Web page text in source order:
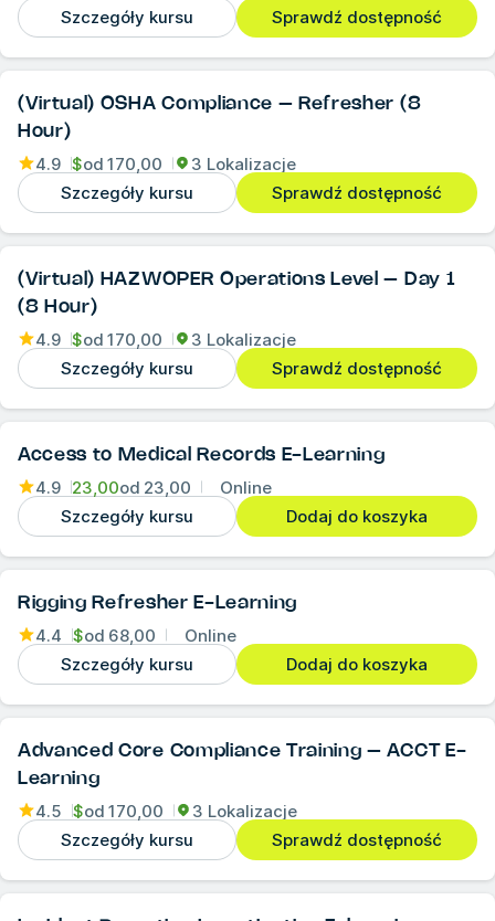
Szczegóły kursu
Sprawdź dostępność
(Virtual) OSHA Compliance – Refresher (8
Hour)
4.9 $od 170,00
3 Lokalizacje
Szczegóły kursu
Sprawdź dostępność
(Virtual) HAZWOPER Operations Level – Day 1
(8 Hour)
4.9 $od 170,00
3 Lokalizacje
Szczegóły kursu
Sprawdź dostępność
Access to Medical Records E-Learning
4.9 23,00od 23,00
Online
Szczegóły kursu
Dodaj do koszyka
Rigging Refresher E-Learning
4.4 $od 68,00
Online
Szczegóły kursu
Dodaj do koszyka
Advanced Core Compliance Training – ACCT E-
Learning
4.5 $od 170,00
3 Lokalizacje
Szczegóły kursu
Sprawdź dostępność